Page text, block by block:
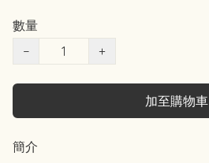
數量
−
+
加至購物車
簡介